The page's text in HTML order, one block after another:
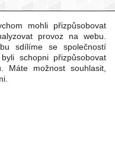
mohli přizpůsobovat
provoz na webu.
sdílíme se společností
schopni přizpůsobovat
Máte možnost souhlasit,